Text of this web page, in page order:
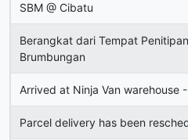
SBM @ Cibatu
Berangkat dari Tempat
Brumbungan
Arrived at Ninja Van warehouse
Parcel delivery has been